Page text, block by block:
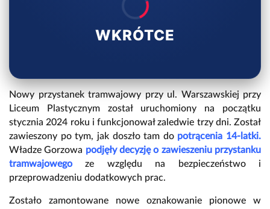
WKRÓTCE
Nowy przystanek tramwajowy przy ul. Warszawskiej przy
Liceum Plastycznym został uruchomiony na początku
stycznia 2024 roku i funkcjonował zaledwie trzy dni. Został
zawieszony po tym, jak doszło tam do potrącenia 14-latki.
Władze Gorzowa podjęły decyzję o zawieszeniu przystanku
tramwajowego ze względu na bezpieczeństwo i
przeprowadzeniu dodatkowych prac.
Zostało zamontowane nowe oznakowanie pionowe w